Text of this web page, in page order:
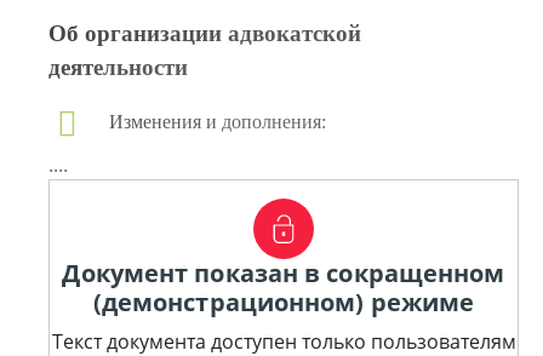
Об организации адвокатской
деятельности
Изменения и дополнения:
....
Документ показан в сокращенном
(демонстрационном) режиме
Текст документа доступен только пользователям